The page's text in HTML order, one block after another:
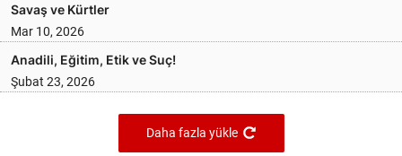
Savaş ve Kürtler
Mar 10, 2026
Anadili, Eğitim, Etik ve Suç!
Şubat 23, 2026
Daha fazla yükle